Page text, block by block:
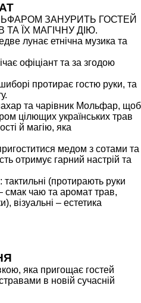
ЗАНУРИТЬ ГОСТЕЙ
ЇХ МАГІЧНУ ДІЮ.
лунає етнічна музика та
офіціант та за згодою
протирає гостю руки, та
та чарівник Мольфар, щоб
цілющих українських трав
й магію, яка
медом з сотами та
отримує гарний настрій та
тактильні (протирають руки
смак чаю та аромат трав,
візуальні – естетика
яка пригощає гостей
в новій сучасній